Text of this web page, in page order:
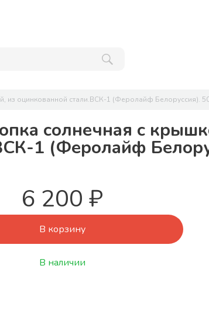
из оцинкованной стали.ВСК-1 (Феролайф Белоруссия).
солнечная с
1 (Феролайф
6 200 ₽
В корзину
В наличии